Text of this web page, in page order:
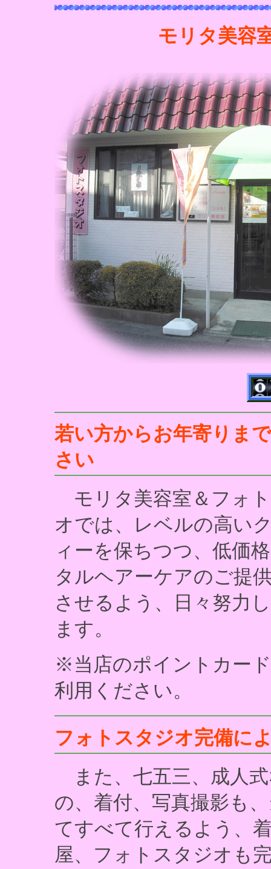
モリタ美容
若い方からお年寄りま
さい
モリタ美容室＆フォ
オでは、レベルの高い
ィーを保ちつつ、低価
タルヘアーケアのご提
させるよう、日々努力
ます。
※当店のポイントカー
利用ください。
フォトスタジオ完備に
また、七五三、成人
の、着付、写真撮影も
てすべて行えるよう、
屋、フォトスタジオも